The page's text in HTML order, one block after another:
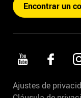
Encontrar un
Ajustes de